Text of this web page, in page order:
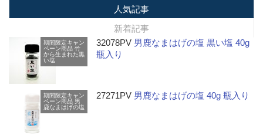
人気記事
新着記事
期間限定キャン
ペーン商品 竹
から生まれた黒
い塩
32078PV 男鹿なまはげの塩 黒い塩 40g
瓶入り
期間限定キャン
ペーン商品 男
鹿なまはげの塩
27271PV 男鹿なまはげの塩 40g 瓶入り